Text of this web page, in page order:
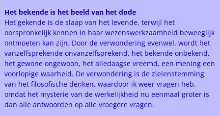
Het bekende is het beeld van het dode
Het gekende is de slaap van het levende, terwijl het
oorspronkelijk kennen in haar wezenswerkzaamheid beweeglijk
ontmoeten kan zijn. Door de verwondering evenwel, wordt het
vanzelfsprekende onvanzelfsprekend, het bekende onbekend,
het gewone ongewoon, het alledaagse vreemd, een mening een
voorlopige waarheid. De verwondering is de zielenstemming
van het filosofische denken, waardoor ik weer vragen heb,
omdat het mysterie van de werkelijkheid nu eenmaal groter is
dan alle antwoorden op alle vroegere vragen.